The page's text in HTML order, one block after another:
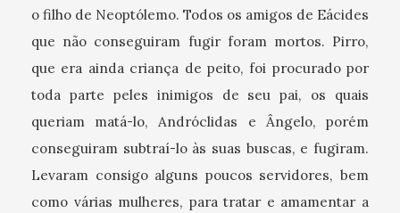
o filho de Neoptólemo. Todos os amigos de Eácides
que não conseguiram fugir foram mortos. Pirro,
que era ainda criança de peito, foi procurado por
toda parte peles inimigos de seu pai, os quais
queriam matá-lo, Andróclidas e Ângelo, porém
conseguiram subtraí-lo às suas buscas, e fugiram.
Levaram consigo alguns poucos servidores, bem
como várias mulheres, para tratar e amamentar a